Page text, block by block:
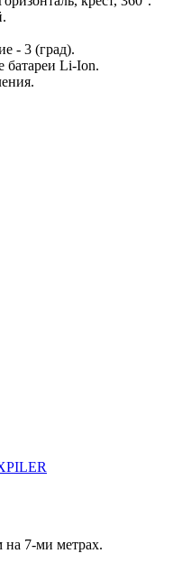
- 3 (град).
батареи Li-Ion.
на 7-ми метрах.